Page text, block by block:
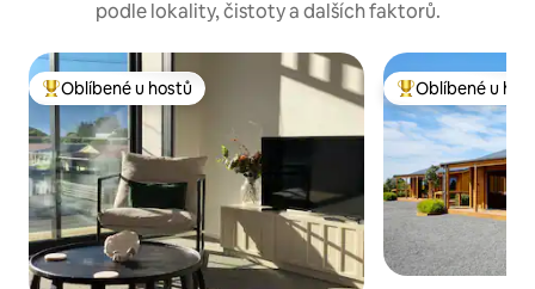
podle lokality, čistoty a dalších faktorů.
Nejlepší v kategorii Oblíbené u hostů
Oblíbené u hostů Nejlepší v
Oblíbené u